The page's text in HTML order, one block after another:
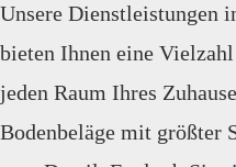
Unsere Dienstleistungen
bieten Ihnen eine
jeden Raum Ihres
Bodenbeläge mit größter